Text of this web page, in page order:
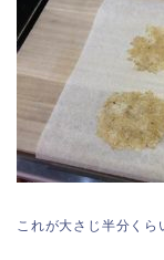
これが大さじ半分くら